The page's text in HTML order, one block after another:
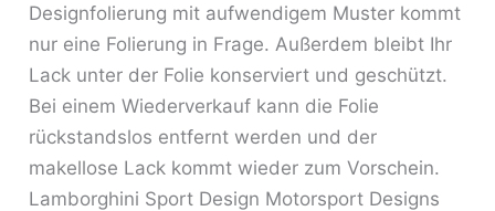
Designfolierung mit aufwendigem Muster kommt
nur eine Folierung in Frage. Außerdem bleibt Ihr
Lack unter der Folie konserviert und geschützt.
Bei einem Wiederverkauf kann die Folie
rückstandslos entfernt werden und der
makellose Lack kommt wieder zum Vorschein.
Lamborghini Sport Design Motorsport Designs